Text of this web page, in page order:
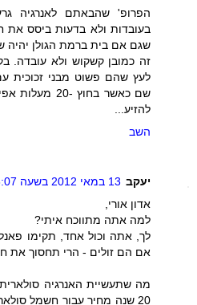
הפרופ' שהבאתם לאנרגיה
בעובדות ולא בדעות ביסס את
שגם אם בית ברמת הגולן יהיה
זה כמובן קשקוש ולא עובדה.
לעץ שהם פשוט מבני
שם כאשר בחוץ
להזיע...
השב
יעקב 13 במאי 2012 בשעה 18:07
אדון אורי,
למה אתה מתווכח איתי?
לך, אתה וכול אחד, תקימו
אם הם זולים - הרי תחסוך את
מה שתעשיית האנרגיה
20 שנה מחיר עבור חשמל